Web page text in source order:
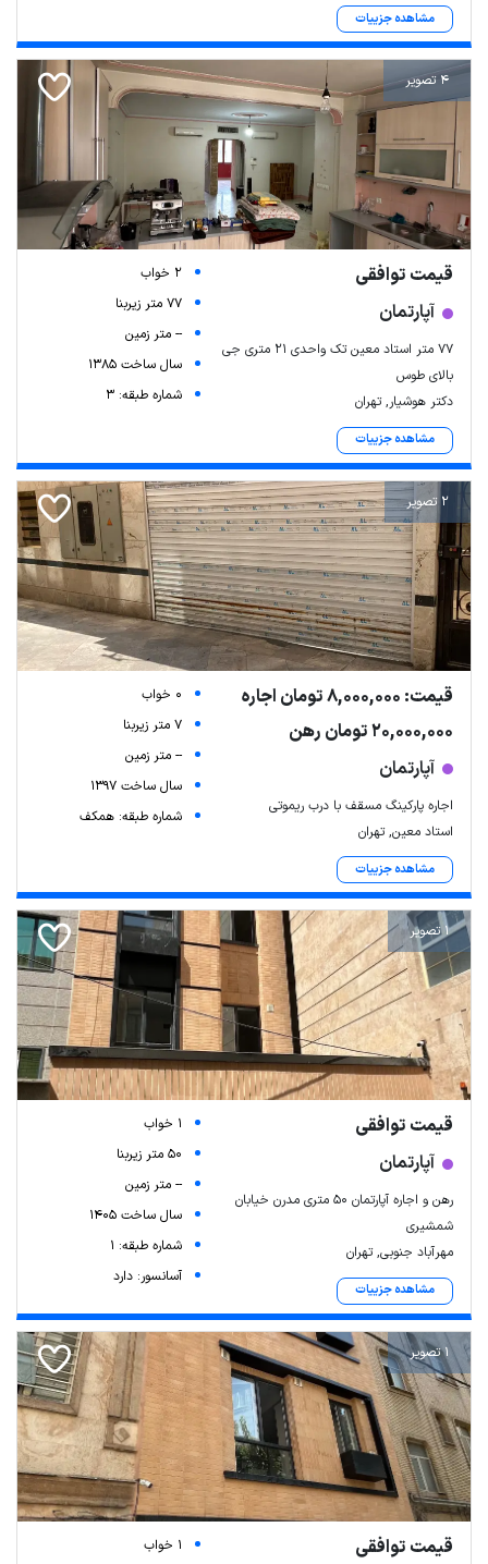
مشاهده جزییات
4 تصویر
قیمت توافقی
آپارتمان
۷۷ متر استاد معین تک واحدی ۲۱ متری جی
بالای طوس
دکتر هوشیار, تهران
مشاهده جزییات
2 خواب
77 متر زیربنا
-- متر زمین
سال ساخت 1385
شماره طبقه: 3
2 تصویر
قیمت: 8,000,000 تومان اجاره
20,000,000 تومان رهن
آپارتمان
اجاره پارکینگ مسقف با درب ریموتی
استاد معین, تهران
مشاهده جزییات
0 خواب
7 متر زیربنا
-- متر زمین
سال ساخت 1397
شماره طبقه: همکف
1 تصویر
قیمت توافقی
آپارتمان
رهن و اجاره آپارتمان ۵۰ متری مدرن خیابان
شمشیری
مهرآباد جنوبی, تهران
مشاهده جزییات
1 خواب
50 متر زیربنا
-- متر زمین
سال ساخت 1405
شماره طبقه: 1
آسانسور: دارد
1 تصویر
قیمت توافقی
1 خواب